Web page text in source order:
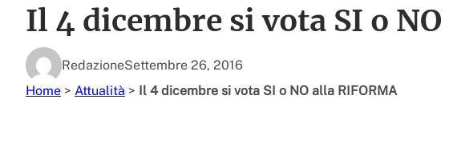
Il 4 dicembre si vota SI o
RedazioneSettembre 26, 2016
Home > Attualità > Il 4 dicembre si vota SI o NO alla RIFORMA